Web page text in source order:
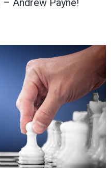
Andrew Payne!